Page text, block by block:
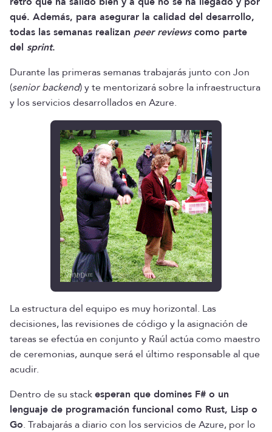
qué. Además, para asegurar la calidad del desarrollo,
todas las semanas realizan peer reviewscomo parte
del sprint.
Durante las primeras semanas trabajarás junto con Jon
(senior backend) y te mentorizará sobre la infraestructura
y los servicios desarrollados en Azure.
La estructura del equipo es muy horizontal. Las
decisiones, las revisiones de código y la asignación de
tareas se efectúa en conjunto y Raúl actúa como maestro
de ceremonias, aunque será el último responsable al que
acudir.
Dentro de su stackesperan que domines F# o un
lenguaje de programación funcional como Rust, Lisp o
Go. Trabajarás a diario con los servicios de Azure, por lo